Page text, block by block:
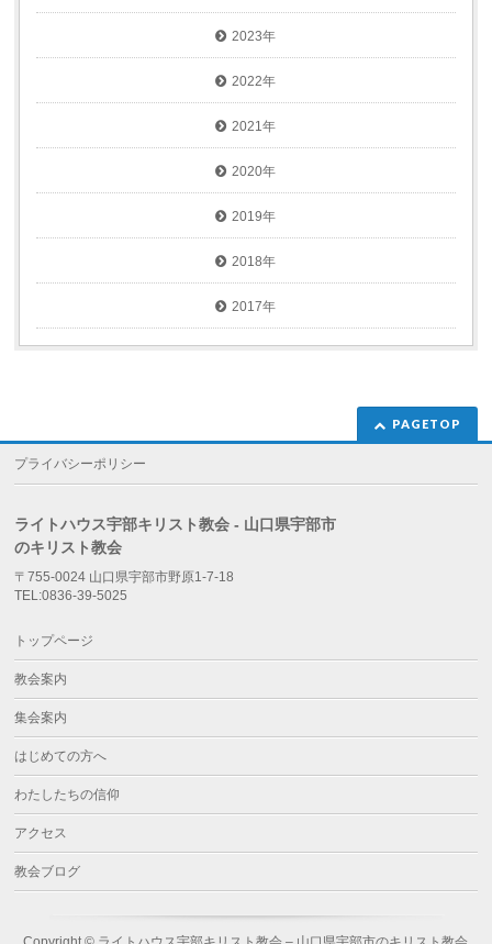
2023年
2022年
2021年
2020年
2019年
2018年
2017年
PAGETOP
プライバシーポリシー
ライトハウス宇部キリスト教会 - 山口県宇部市
のキリスト教会
〒755-0024 山口県宇部市野原1-7-18
TEL:0836-39-5025
トップページ
教会案内
集会案内
はじめての方へ
わたしたちの信仰
アクセス
教会ブログ